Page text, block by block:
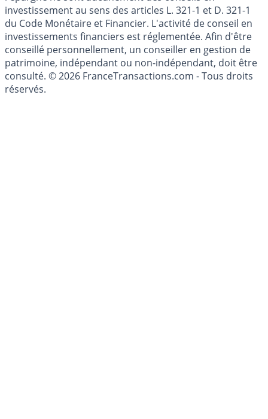
Les articles et commentaires publiés sur le guide de
l'épargne ne sont aucunement des conseils en
investissement au sens des articles L. 321-1 et D. 321-1
du Code Monétaire et Financier. L'activité de conseil en
investissements financiers est réglementée. Afin d'être
conseillé personnellement, un conseiller en gestion de
patrimoine, indépendant ou non-indépendant, doit être